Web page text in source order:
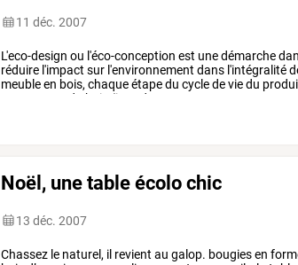
11 déc. 2007
L'eco-design ou l'éco-conception est unedémarche
réduire l'impact sur l'environnement dans l'intégralité
meubleen bois, chaqueétapedu cycledeviedu
du bois (issu des
Noël, une table écolo chic
13 déc. 2007
Chassez le naturel, il revient au galop. bougiesen